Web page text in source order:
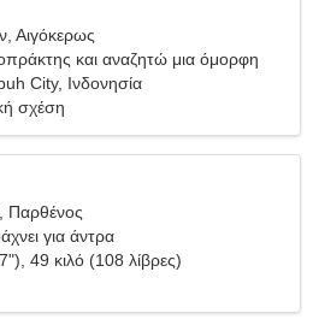
Αιγόκερως
και αναζητώ μια όμορφη
City, Ινδονησία
σχέση
Παρθένος
για άντρα
49 κιλό (108 λίβρες)